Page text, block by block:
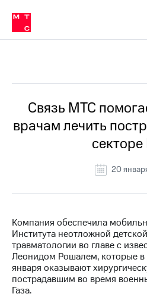
Медиа-центр
и акционерам
Устойчивое развитие
Комплаенс и деловая этика
компании
Карьера
История
компании
Руководство
информация
Контакты
Медиа-центр
Пресс-
релизы
МТС
в МТС
Пресс-
релизы
о технологиях
Связь МТС
врачам лечить
секторе
20
Компания обеспечила
Института неотложной
травматологии во главе с
Леонидом Рошалем, которые
января оказывают
пострадавшим во время
Газа.